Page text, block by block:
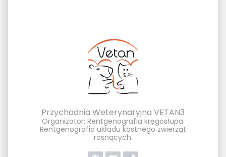
Przychodnia Weterynaryjna VETAN3
Organizator: Rentgenografia kręgosłupa.
Rentgenografia układu kostnego zwierząt
rosnących.